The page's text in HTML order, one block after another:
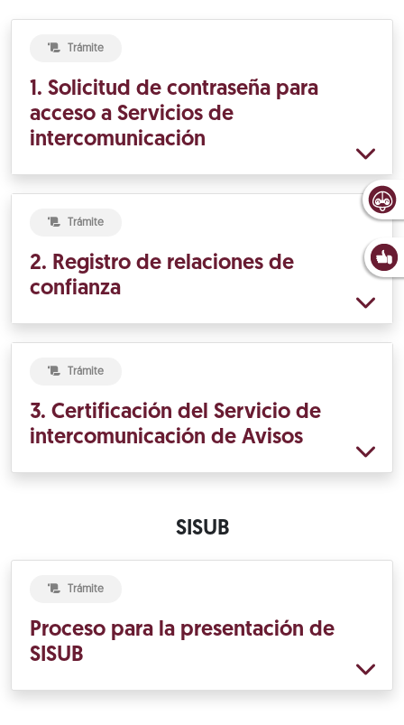
Trámite
1. Solicitud de contraseña para
acceso a Servicios de
intercomunicación
Trámite
2. Registro de relaciones de
confianza
Trámite
3. Certificación del Servicio de
intercomunicación de Avisos
SISUB
Trámite
Proceso para la presentación de
SISUB